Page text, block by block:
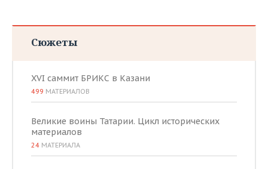
Сюжеты
XVI саммит БРИКС в Казани
499 МАТЕРИАЛОВ
Великие воины Татарии. Цикл исторических
материалов
24 МАТЕРИАЛА